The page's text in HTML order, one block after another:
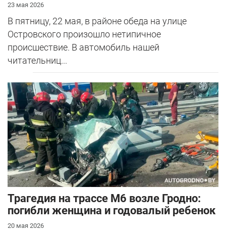
23 мая 2026
В пятницу, 22 мая, в районе обеда на улице
Островского произошло нетипичное
происшествие. В автомобиль нашей
читательниц...
Трагедия на трассе М6 возле Гродно:
погибли женщина и годовалый ребенок
20 мая 2026